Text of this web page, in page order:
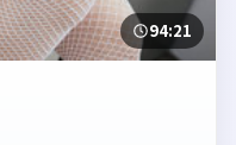
94:21